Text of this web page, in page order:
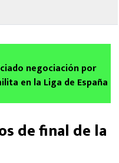
negociación por
en la Liga de España
de final de la